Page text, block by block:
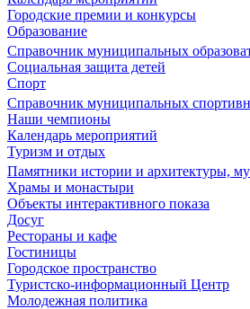
Городские премии и конкурсы
Образование
Справочник муниципальных
Социальная защита детей
Спорт
Справочник муниципальных
Наши чемпионы
Календарь мероприятий
Туризм и отдых
Памятники истории и архитектуры,
Храмы и монастыри
Объекты интерактивного показа
Досуг
Рестораны и кафе
Гостиницы
Городское пространство
Туристско-информационный Центр
Молодежная политика